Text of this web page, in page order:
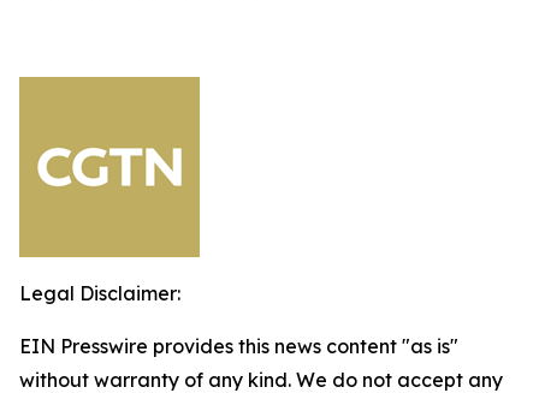
Legal Disclaimer:
EIN Presswire provides this news content "as is"
without warranty of any kind. We do not accept any